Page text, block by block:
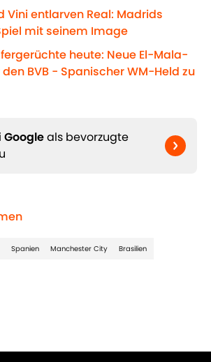
Vini entlarven Real: Madrids
mit seinem Image
heute: Neue El-Mala-
BVB - Spanischer WM-Held zu
Googleals bevorzugte
Spanien Manchester City Brasilien